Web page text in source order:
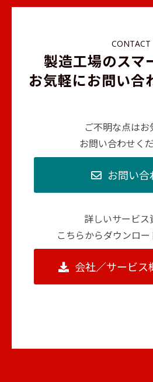
CONTACT
製造工場のスマ
お気軽にお問い合
ご不明な点はお
お問い合わせくだ
お問い合
詳しいサービス
こちらからダウンロー
会社／サービス